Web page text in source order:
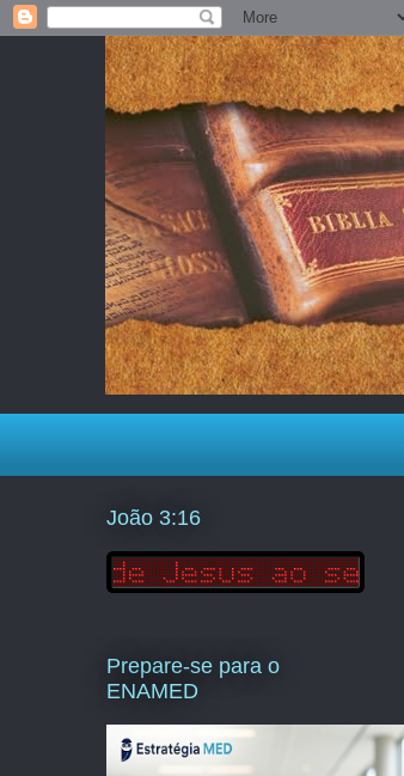
João 3:16
Prepare-se para o
ENAMED